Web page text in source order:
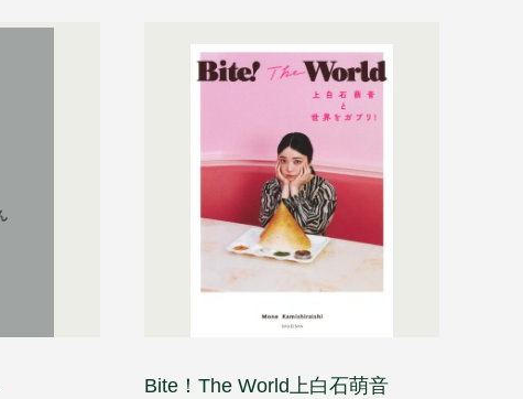
Bite！The World上白石萌音